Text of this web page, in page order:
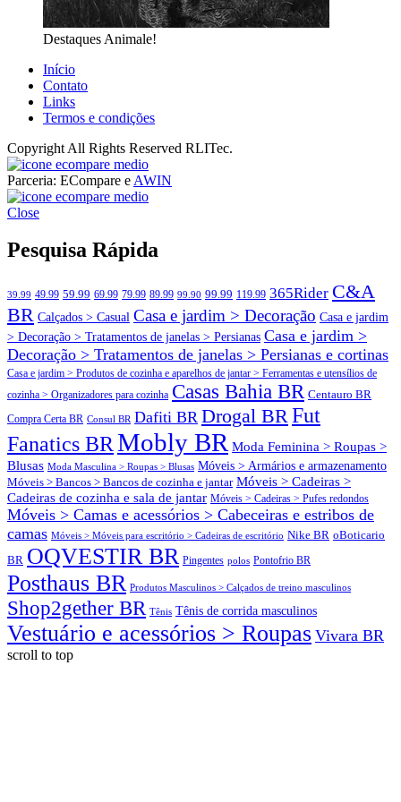
Destaques Animale!
Início
Contato
Links
Termos e condições
Copyright All Rights Reserved RLITec.
ECompare e EConomize nas Lojas dos principais Marketplaces
brasileiros
Parceria: ECompare e AWIN
brasileiros
Close
Pesquisa Rápida
39.99 49.99 59.99 69.99 79.99 89.99 99.90 99.99 119.99 365Rider C&A
BR Calçados > Casual Casa e jardim > Decoração Casa e jardim
> Decoração > Tratamentos de janelas > Persianas Casa e jardim >
Decoração > Tratamentos de janelas > Persianas e cortinas
Casa e jardim > Produtos de cozinha e aparelhos de jantar > Ferramentas e utensílios de
cozinha > Organizadores para cozinha Casas Bahia BR Centauro BR
Compra Certa BR Consul BR Dafiti BR Drogal BRFut
Fanatics BRMobly BR Moda Feminina > Roupas >
Blusas Moda Masculina > Roupas > Blusas Móveis > Armários e armazenamento
Móveis > Bancos > Bancos de cozinha e jantar Móveis > Cadeiras >
Cadeiras de cozinha e sala de jantar Móveis > Cadeiras > Pufes redondos
Móveis > Camas e acessórios > Cabeceiras e estribos de
camas Móveis > Móveis para escritório > Cadeiras de escritório Nike BR oBoticario
BR OQVESTIR BR Pingentes polos Pontofrio BR
Posthaus BR Produtos Masculinos > Calçados de treino masculinos
Shop2gether BR Tênis Tênis de corrida masculinos
Vestuário e acessórios > Roupas Vivara BR
scroll to top